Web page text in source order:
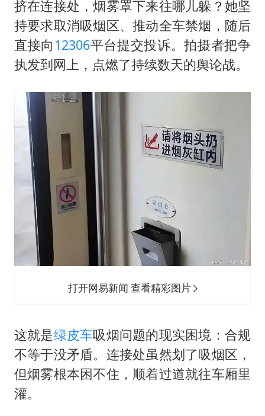
挤在连接处，烟雾罩下来往哪儿躲？她坚
持要求取消吸烟区、推动全车禁烟，随后
直接向 12306平台提交投诉。拍摄者把争
执发到网上，点燃了持续数天的舆论战。
打开网易新闻 查看精彩图片
这就是绿皮车吸烟问题的现实困境：合规
不等于没矛盾。连接处虽然划了吸烟区，
但烟雾根本困不住，顺着过道就往车厢里
灌。